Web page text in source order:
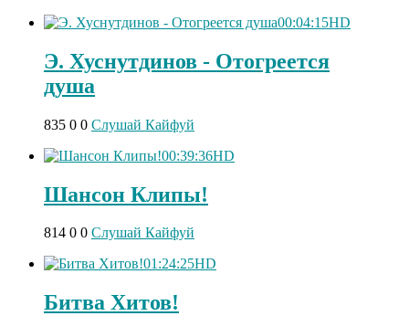
00:04:15HD
Э. Хуснутдинов - Отогреется
душа
835 0 0 Слушай Кайфуй
00:39:36HD
Шансон Клипы!
814 0 0 Слушай Кайфуй
01:24:25HD
Битва Хитов!